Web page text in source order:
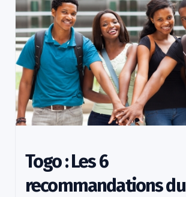
Togo : Les 6
recommandations du